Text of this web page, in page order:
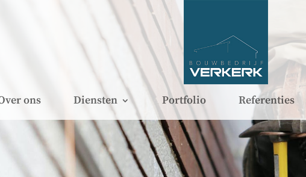
ons Diensten Portfolio Referenties